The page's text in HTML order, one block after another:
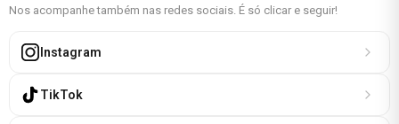
Nos acompanhe também nas redes sociais. É só clicar e seguir!
Instagram
TikTok